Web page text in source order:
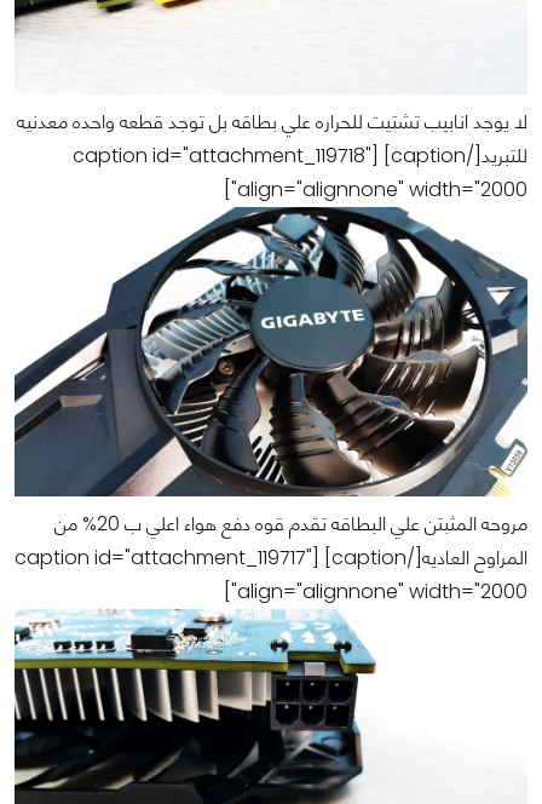
لا يوجد انابيب تشتيت للحراره علي بطاقه بل توجد قطعه واحده معدنيه
للتبريد[/caption] [caption id="attachment_119718"
align="alignnone" width="2000"]
مروحه المثبتن علي البطاقه تقدم قوه دفع هواء اعلي ب 20% من
المراوح العاديه[/caption] [caption id="attachment_119717"
align="alignnone" width="2000"]